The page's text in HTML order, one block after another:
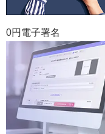
0円電子署名